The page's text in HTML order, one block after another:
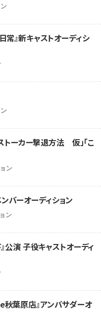
』新キャストオーディシ
ーカー撃退方法 仮」「こ
ン
バーオーディション
ン
公演 子役キャストオーディ
秋葉原店』アンバサダーオ